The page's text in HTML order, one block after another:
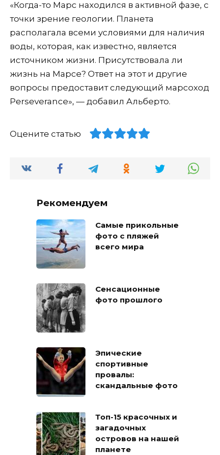
«Когда-то Марс находился в активной фазе, с
точки зрение геологии. Планета
располагала всеми условиями для наличия
воды, которая, как известно, является
источником жизни. Присутствовала ли
жизнь на Марсе? Ответ на этот и другие
вопросы предоставит следующий марсоход
Perseverance», — добавил Альберто.
Оцените статью
Рекомендуем
Самые прикольные
фото с пляжей
всего мира
Сенсационные
фото прошлого
Эпические
спортивные
провалы:
скандальные фото
Топ-15 красочных и
загадочных
островов на нашей
планете